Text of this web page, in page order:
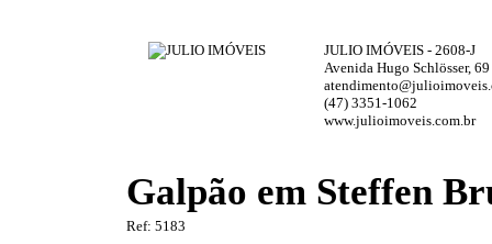
JULIO IMÓVEIS - 2608-J
Avenida Hugo Schlösser,
(47) 3351-1062
www.julioimoveis.com.br
Galpão em Steffen
Ref: 5183